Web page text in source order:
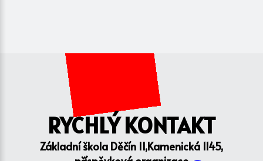
RYCHLÝ KONTAKT
Základní škola Děčín II,Kamenická 1145,